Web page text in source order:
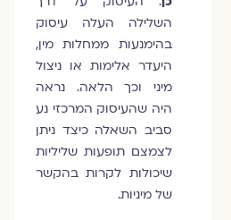
השלילה העלה עיסוק
בהימנעות ממחלות מין,
היעדר אלימות או ניצול
מיני וכך הלאה. נראה
היה שהעיסוק המרכזי נע
סביב השאלה כיצד ניתן
לצמצם תופעות שליליות
שיכולות לקרות בהקשר
של מיניות.